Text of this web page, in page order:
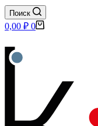
Поиск
Корзина
0,00 ₽ 0